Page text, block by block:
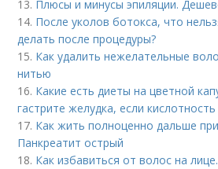
13. Плюсы и минусы эпиляции.
14. После уколов ботокса, что
делать после процедуры?
15. Как удалить нежелательные
нитью
16. Какие есть диеты на цветной
гастрите желудка, если
17. Как жить полноценно дальше
Панкреатит острый
18. Как избавиться от волос на